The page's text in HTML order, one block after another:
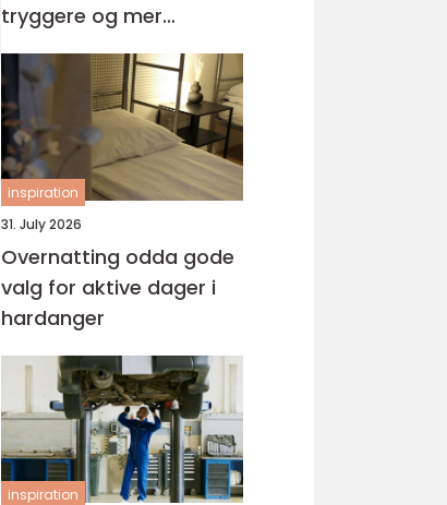
tryggere og mer
målrettet
inspiration
31. July 2026
Overnatting odda gode
valg for aktive dager i
hardanger
inspiration